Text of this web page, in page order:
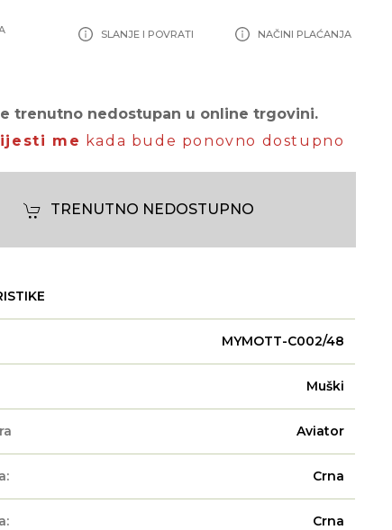
SLANJE I POVRATI NAČINI PLAĆANJA
trenutno nedostupan u online trgovini.
me kada bude ponovno dostupno
TRENUTNO NEDOSTUPNO
MYMOTT-C002/48
Muški
Aviator
Crna
Crna